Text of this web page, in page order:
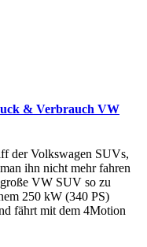
& Verbrauch VW
der Volkswagen SUVs,
ihn nicht mehr fahren
große VW SUV so zu
250 kW (340 PS)
fährt mit dem 4Motion